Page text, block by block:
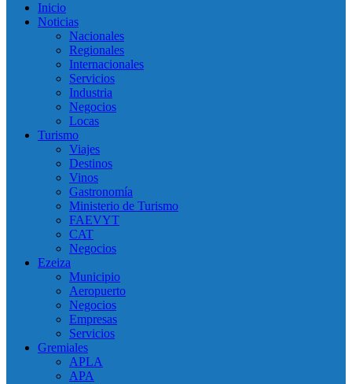
Inicio
Noticias
Nacionales
Regionales
Internacionales
Servicios
Industria
Negocios
Locas
Turismo
Viajes
Destinos
Vinos
Gastronomía
Ministerio de Turismo
FAEVYT
CAT
Negocios
Ezeiza
Municipio
Aeropuerto
Negocios
Empresas
Servicios
Gremiales
APLA
APA